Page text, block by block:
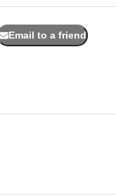
Email to a friend